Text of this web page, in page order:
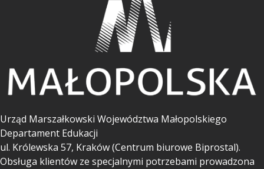
Urząd Marszałkowski Województwa Małopolskiego
Departament Edukacji
ul. Królewska 57, Kraków (Centrum biurowe Biprostal).
Obsługa klientów ze specjalnymi potrzebami prowadzona